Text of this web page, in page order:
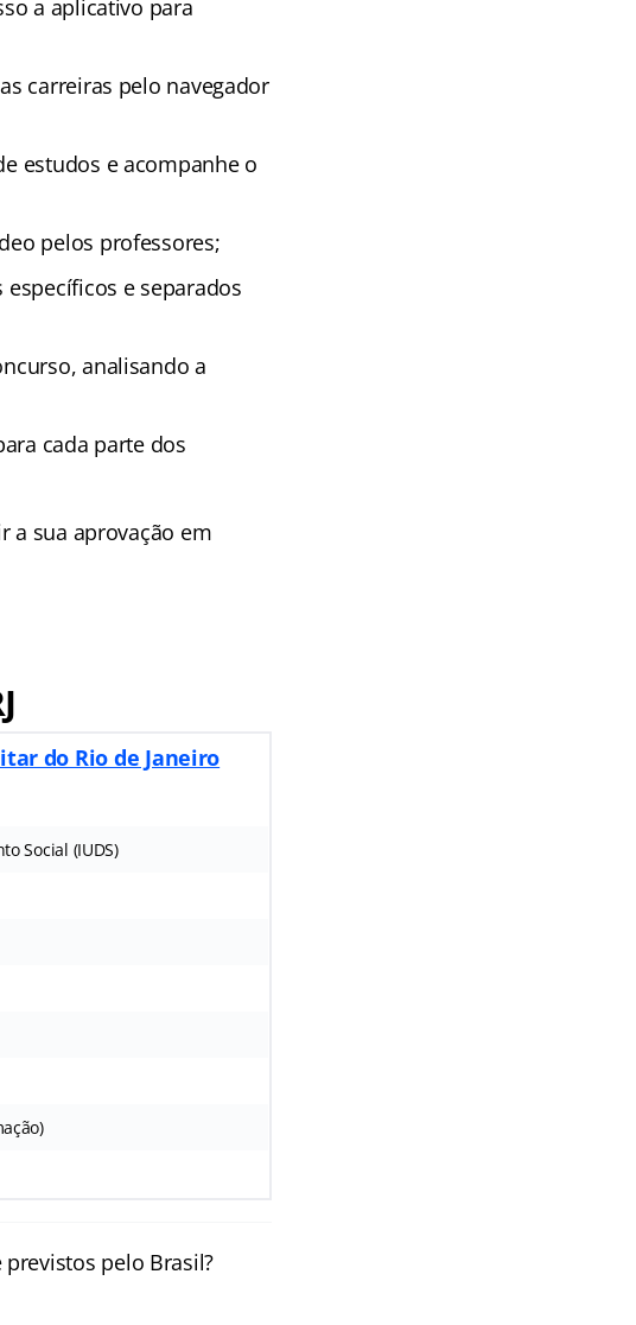
a aplicativo para
carreiras pelo navegador
estudos e acompanhe o
pelos professores;
e separados
analisando a
cada parte dos
a sua aprovação em
do Rio de Janeiro
Social (IUDS)
pelo Brasil?